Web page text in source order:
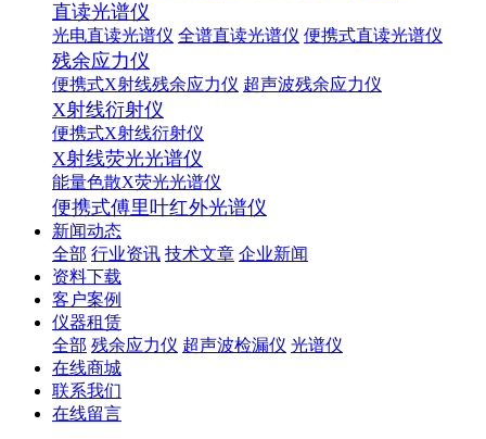
直读光谱仪
光电直读光谱仪 全谱直读光谱仪 便携式直读光谱仪
残余应力仪
便携式X射线残余应力仪 超声波残余应力仪
X射线衍射仪
便携式X射线衍射仪
X射线荧光光谱仪
能量色散X荧光光谱仪
便携式傅里叶红外光谱仪
新闻动态
全部 行业资讯 技术文章 企业新闻
资料下载
客户案例
仪器租赁
全部 残余应力仪 超声波检漏仪 光谱仪
在线商城
联系我们
在线留言